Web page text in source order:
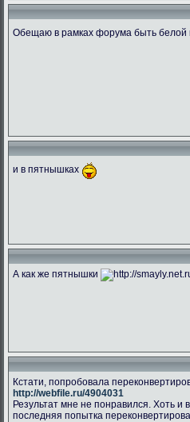
Обещаю в рамках форума быть белой
и в пятнышках
А как же пятнышки
Кстати, попробовала
http://webfile.ru/4904031
Результат мне не понравился. Хоть и
последняя попытка